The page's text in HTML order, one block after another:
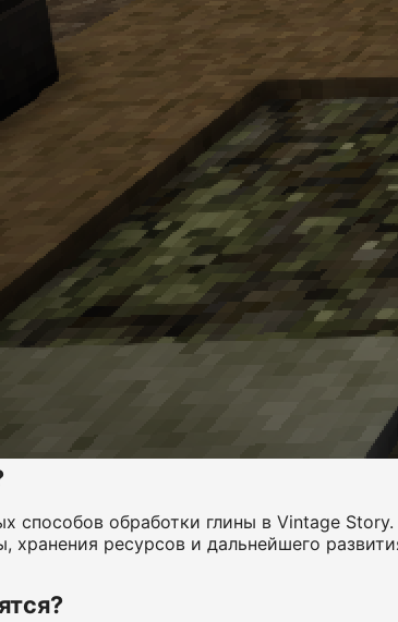
способов обработки глины в Vintage
хранения ресурсов и дальнейшего